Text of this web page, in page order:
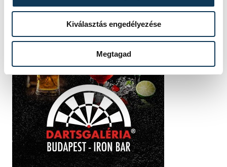
Kiválasztás engedélyezése
Megtagad